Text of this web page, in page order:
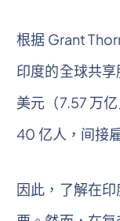
根据 Grant
印度的全球共享
美元（7.57 万
40 亿人，间接
因此，了解在